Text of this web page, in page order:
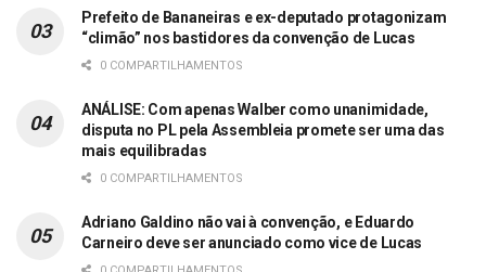
Prefeito de Bananeiras e ex-deputado protagonizam
“climão” nos bastidores da convenção de Lucas
0 COMPARTILHAMENTOS
ANÁLISE: Com apenas Walber como unanimidade,
disputa no PL pela Assembleia promete ser uma das
mais equilibradas
0 COMPARTILHAMENTOS
Adriano Galdino não vai à convenção, e Eduardo
Carneiro deve ser anunciado como vice de Lucas